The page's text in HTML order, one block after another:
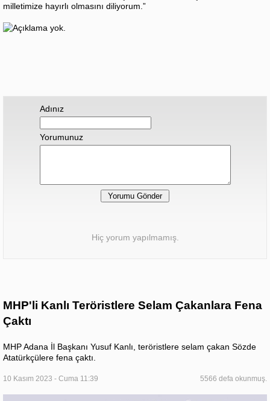
milletimize hayırlı olmasını diliyorum.”
Adınız
Yorumunuz
Hiç yorum yapılmamış.
MHP'li Kanlı Teröristlere Selam Çakanlara Fena
Çaktı
MHP Adana İl Başkanı Yusuf Kanlı, teröristlere selam çakan Sözde
Atatürkçülere fena çaktı.
10 Kasım 2023 - Cuma 11:39 5566 defa okunmuş.